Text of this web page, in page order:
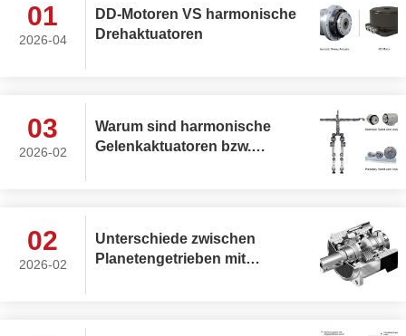
01
2026-04
DD-Motoren VS harmonische
Drehaktuatoren
03
2026-02
Warum sind harmonische
Gelenkaktuatoren bzw.
humanoider Roboter?
02
2026-02
Unterschiede zwischen
Planetengetrieben mit